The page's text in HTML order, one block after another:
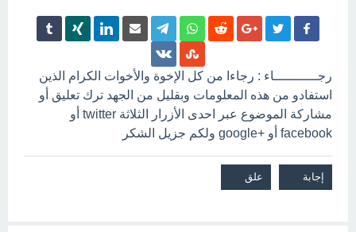
رجـــــــــــاء : رجاءا من كل الإخوة والأخوات الكرام الذين
استفادو من هذه المعلومات وبقليل من الجهد ترك تعليق أو
مشاركة الموضوع عبر احدى الأزرار الثلاثة twitter أو
facebook أو +google ولكم جزيل الشكر